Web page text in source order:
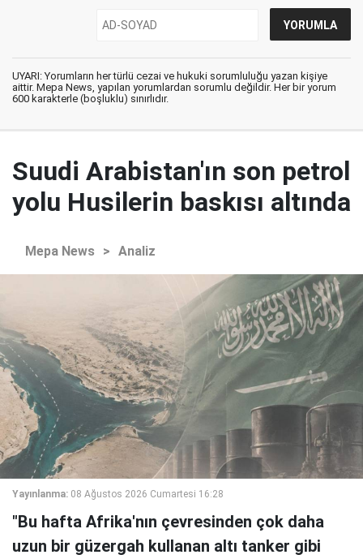
UYARI: Yorumların her türlü cezai ve hukuki sorumluluğu yazan kişiye
aittir. Mepa News, yapılan yorumlardan sorumlu değildir. Her bir yorum
600 karakterle (boşluklu) sınırlıdır.
Suudi Arabistan'ın son petrol
yolu Husilerin baskısı altında
Mepa News > Analiz
Yayınlanma: 08 Ağustos 2026 Cumartesi 16:28
"Bu hafta Afrika'nın çevresinden çok daha
uzun bir güzergah kullanan altı tanker gibi